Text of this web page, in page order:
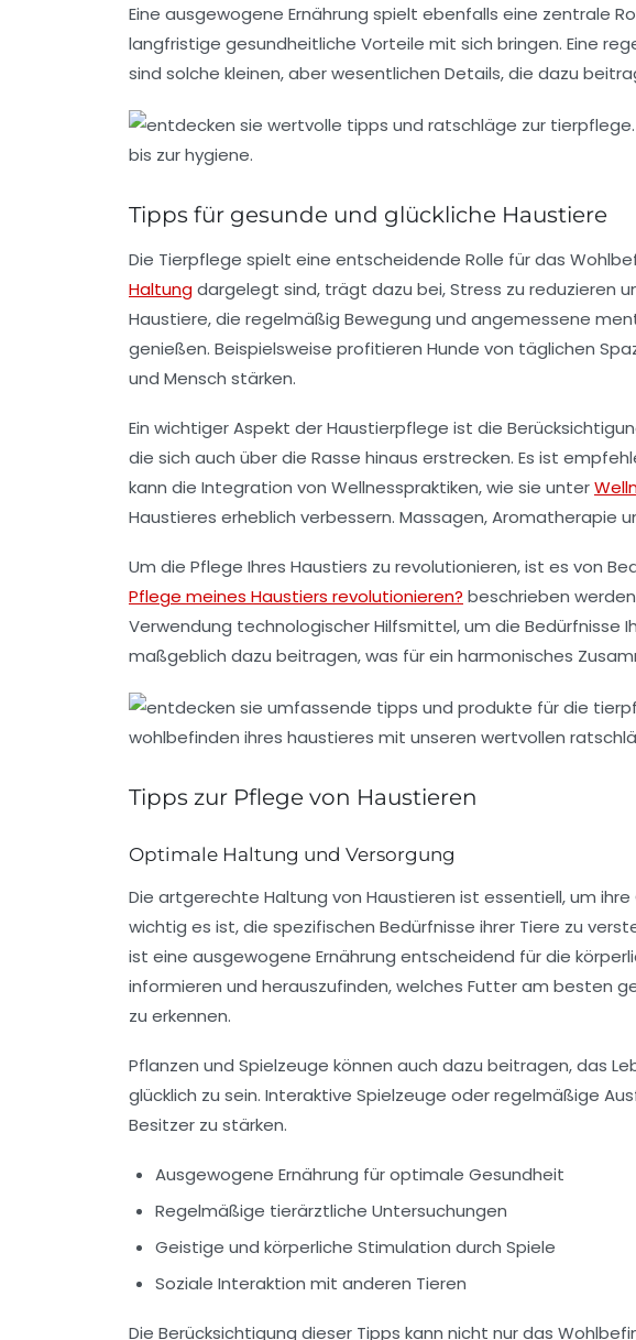
Eine ausgewogene Ernährung spielt ebenfalls eine zentrale
langfristige gesundheitliche Vorteile mit sich bringen. Eine
sind solche kleinen, aber wesentlichen Details, die dazu
Tipps für gesunde und glückliche Haustiere
Die Tierpflege spielt eine entscheidende Rolle für das
Haltungdargelegt sind, trägt dazu bei, Stress zu reduzieren
Haustiere, die regelmäßig Bewegung und angemessene
genießen. Beispielsweise profitieren Hunde von täglichen
und Mensch stärken.
Ein wichtiger Aspekt derHaustierpflege ist die
die sich auch über die Rasse hinaus erstrecken. Es ist
kann die Integration von Wellnesspraktiken, wie sie unter
Haustieres erheblich verbessern. Massagen, Aromatherapie
Um die Pflege Ihres Haustiers zu revolutionieren, ist es von
Pflege meines Haustiers revolutionieren? beschrieben
Verwendung technologischer Hilfsmittel, um die Bedürfnisse
maßgeblich dazu beitragen, was für ein harmonisches
Tipps zur Pflege von Haustieren
Optimale Haltung und Versorgung
Die artgerechte Haltung von Haustieren ist essentiell, um ihre
wichtig es ist, die spezifischen Bedürfnisse ihrer Tiere zu
ist eine ausgewogene Ernährung entscheidend für die
informieren und herauszufinden, welches Futter am besten
zu erkennen.
Pflanzen und Spielzeuge können auch dazu beitragen, das
glücklich zu sein. Interaktive Spielzeuge oder regelmäßige
Besitzer zu stärken.
Ausgewogene Ernährung für optimale Gesundheit
Regelmäßige tierärztliche Untersuchungen
Geistige und körperliche Stimulation durch Spiele
Soziale Interaktion mit anderen Tieren
Die Berücksichtigung dieser Tipps kann nicht nur das